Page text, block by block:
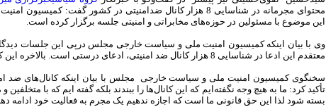
محتوای مجرمانه در شناسایی 8 هزار کانال ضدامنیتی در کشور
این موضوع با مسئولین در حوزه‌های مخابراتی و امنیتی جلسه برگزار کرده است.
وی با بیان اینکه کمیسیون امنیت ملی و سیاست خارجی مجلس درپی این جلسات
معتقدم این ادعا در شناسایی 8 هزار کانال ضد امنیتی، ادعای درستی است. بالاخره این کانال‌ها زندگی مردم را تهدید می‌کند.
سخنگوی کمیسیون امنیت ملی و سیاست خارجی مجلس با بیان اینکه کانال‌های ضد
تأکید کرد: ما به هیچ وجه نگفته‌ایم که این کانال‌ها را ببندند بلکه گفته ایم که با
بسته شود لذا این حق قانونی ما است که اجازه ندهیم یک مجرم به فعالیت خود ادامه